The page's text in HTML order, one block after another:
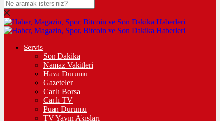
Servis
Son Dakika
Namaz Vakitleri
Hava Durumu
Gazeteler
Canlı Borsa
Canlı TV
Puan Durumu
TV Yayın Akışları